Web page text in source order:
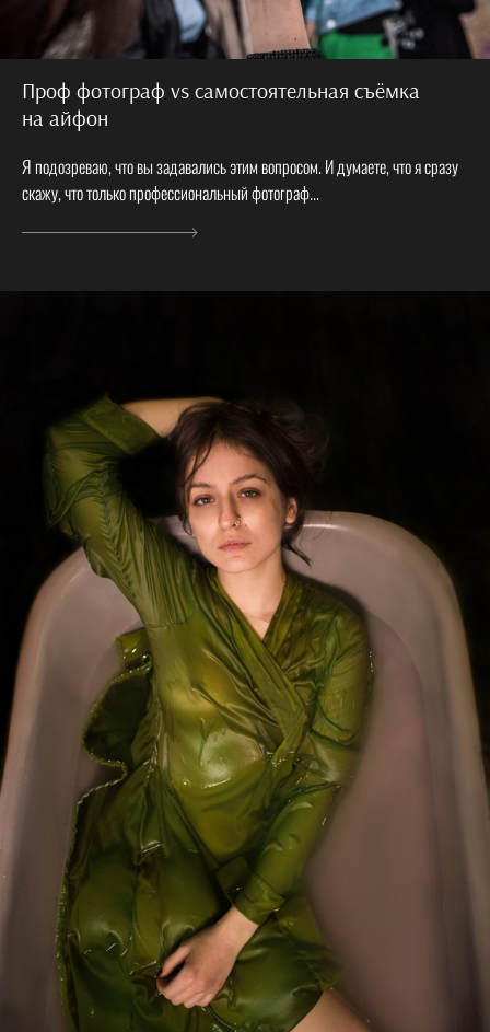
Проф фотограф vs самостоятельная съёмка
на айфон
Я подозреваю, что вы задавались этим вопросом. И думаете, что я сразу
скажу, что только профессиональный фотограф...